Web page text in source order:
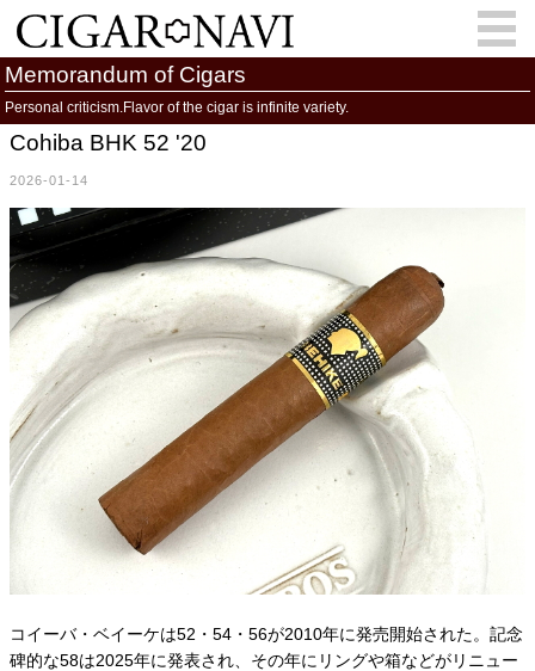
会員登録 お問い合わせ
Cigar Information
Memorandum 葉巻人
Cigar Map
Memorandum of Cigars
Personal criticism.Flavor of the cigar is infinite variety.
Cohiba BHK 52 '20
2026-01-14
コイーバ・ベイーケは52・54・56が2010年に発売開始された。記念
碑的な58は2025年に発表され、その年にリングや箱などがリニュー